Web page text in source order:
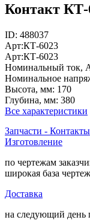
Контакт
ID: 488037
Арт:КТ-6023
Арт:КТ-6023
Номинальный ток,
Номинальное
Высота, мм: 170
Глубина, мм: 380
Все характеристики
Запчасти - Контакты
Изготовление
по чертежам
широкая база
Доставка
на следующий день